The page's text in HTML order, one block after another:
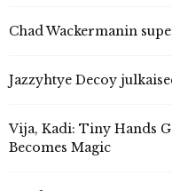
Chad Wackermanin
Jazzyhtye Decoy
Vija, Kadi: Tiny Hands
Becomes Magic